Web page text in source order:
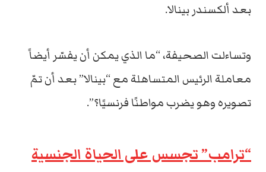
بعد ألكسندر بينالا.
وتساءلت الصحيفة، “ما الذي يمكن أن يفسّر أيضاً
معاملة الرئيس المتساهلة مع “بينالا” بعد أن تمّ
تصويره وهو يضرب مواطنًا فرنسيًا؟”.
“ترامب” تجسس على الحياة الجنسية